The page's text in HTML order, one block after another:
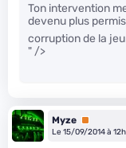
Ton intervention
devenu plus
corruption de la
" />
Myze Premium
Le 15/09/2014 à